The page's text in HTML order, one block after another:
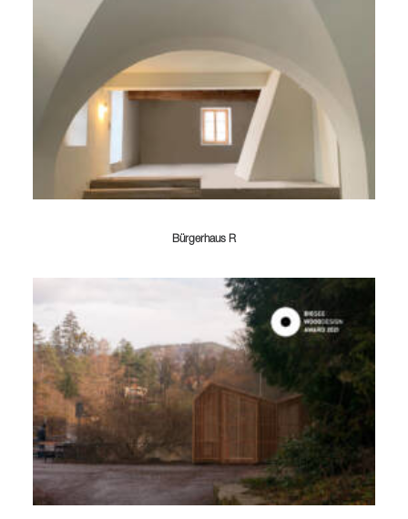
Bürgerhaus R